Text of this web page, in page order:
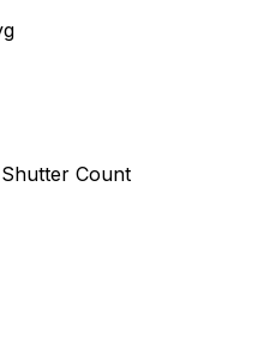
Count